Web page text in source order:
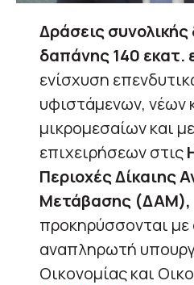
Δράσεις
δαπάνης 140 εκατ.
ενίσχυση
υφιστάμενων, νέων
μικρομεσαίων και
επιχειρήσεων στις
Περιοχές Δίκαιης
Μετάβασης (ΔΑΜ),
προκηρύσσονται
αναπληρωτή
Οικονομίας και